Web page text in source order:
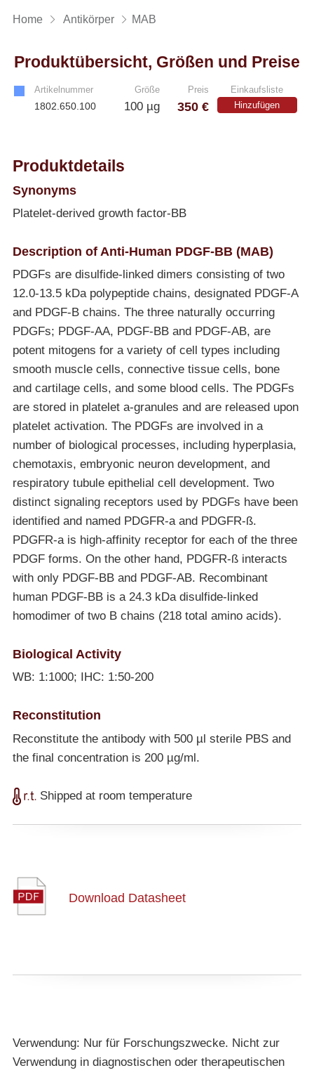
Home Antikörper MAB
Produktübersicht, Größen und Preise
Artikelnummer Größe Preis Einkaufsliste
1802.650.100 100 µg 350 € Hinzufügen
Produktdetails
Synonyms
Platelet-derived growth factor-BB
Description of Anti-Human PDGF-BB (MAB)
PDGFs are disulfide-linked dimers consisting of two
12.0-13.5 kDa polypeptide chains, designated PDGF-A
and PDGF-B chains. The three naturally occurring
PDGFs; PDGF-AA, PDGF-BB and PDGF-AB, are
potent mitogens for a variety of cell types including
smooth muscle cells, connective tissue cells, bone
and cartilage cells, and some blood cells. The PDGFs
are stored in platelet a-granules and are released upon
platelet activation. The PDGFs are involved in a
number of biological processes, including hyperplasia,
chemotaxis, embryonic neuron development, and
respiratory tubule epithelial cell development. Two
distinct signaling receptors used by PDGFs have been
identified and named PDGFR-a and PDGFR-ß.
PDGFR-a is high-affinity receptor for each of the three
PDGF forms. On the other hand, PDGFR-ß interacts
with only PDGF-BB and PDGF-AB. Recombinant
human PDGF-BB is a 24.3 kDa disulfide-linked
homodimer of two B chains (218 total amino acids).
Biological Activity
WB: 1:1000; IHC: 1:50-200
Reconstitution
Reconstitute the antibody with 500 µl sterile PBS and
the final concentration is 200 µg/ml.
Shipped at room temperature
Download Datasheet
Verwendung: Nur für Forschungszwecke. Nicht zur
Verwendung in diagnostischen oder therapeutischen